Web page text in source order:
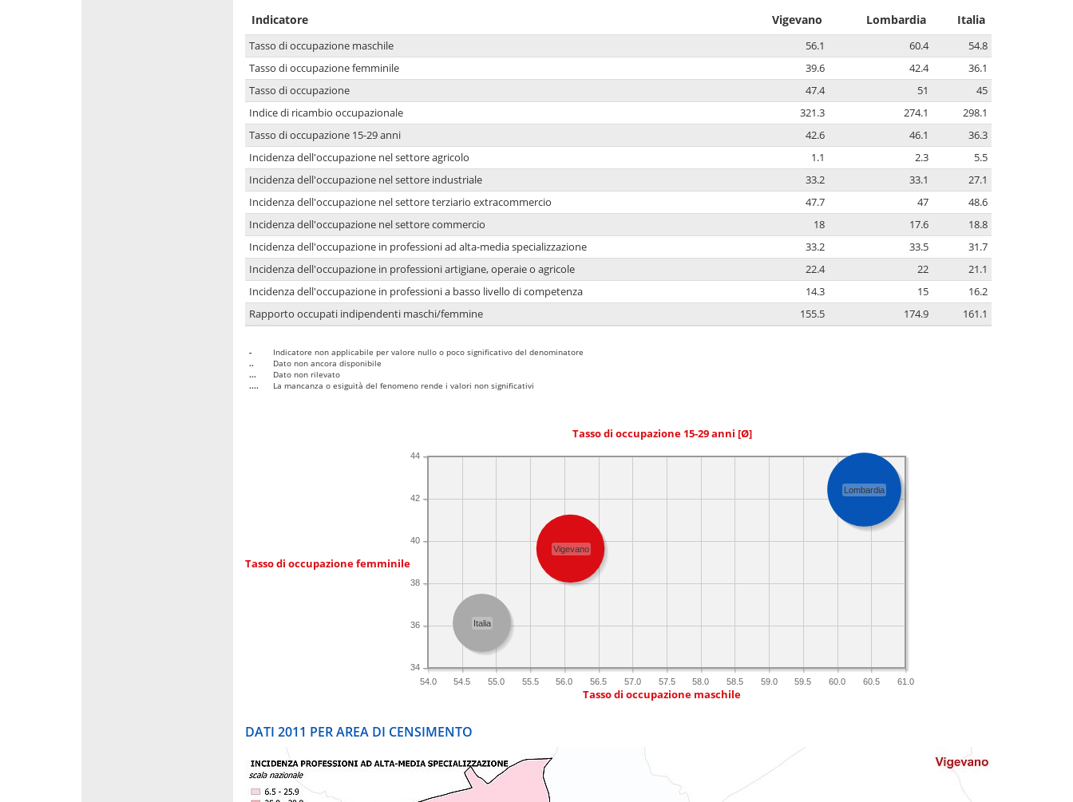
Indicatore Vigevano Lombardia Italia
Tasso di occupazione maschile 56.1 60.4
54.8
Tasso di occupazione femminile
39.6 42.4
36.1
Tasso di occupazione
47.4 51
45
Indice di ricambio occupazionale
321.3 274.1
298.1
Tasso di occupazione 15-29 anni
42.6 46.1
36.3
Incidenza dell'occupazione nel settore agricolo
1.1 2.3
5.5
Incidenza dell'occupazione nel settore industriale
33.2 33.1
27.1
Incidenza dell'occupazione nel settore terziario extracommercio
47.7 47
48.6
Incidenza dell'occupazione nel settore commercio
18 17.6
18.8
Incidenza dell'occupazione in professioni ad alta-media specializzazione
33.2 33.5
31.7
Incidenza dell'occupazione in professioni artigiane, operaie o agricole
22.4 22
21.1
Incidenza dell'occupazione in professioni a basso livello di competenza
14.3 15
16.2
Rapporto occupati indipendenti maschi/femmine
155.5 174.9 161.1
-
Indicatore non applicabile per valore nullo o poco significativo del denominatore
..
Dato non ancora disponibile
...
Dato non rilevato
....
La mancanza o esiguità del fenomeno rende i valori non significativi
Tasso di occupazione 15-29 anni [Ø]
Tasso di occupazione femminile
54.0 54.5 55.0 55.5 56.0 56.5 57.0 57.5 58.0 58.5 59.0 59.5 60.0 60.5 61.0
34
36
38
40
42
44
Lombardia
Vigevano
Italia
Tasso di occupazione maschile
DATI 2011 PER AREA DI CENSIMENTO